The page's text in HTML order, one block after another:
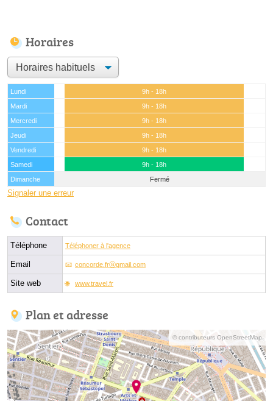
Horaires
Lundi
9h - 18h
Mardi
9h - 18h
Mercredi
9h - 18h
Jeudi
9h - 18h
Vendredi
9h - 18h
Samedi
9h - 18h
Dimanche
Fermé
Signaler une erreur
Contact
Téléphone Téléphoner à l'agence
Email concorde.frⓐgmail.com
Site web www.travel.fr
Plan et adresse
© contributeurs OpenStreetMap